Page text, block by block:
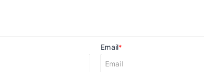
Email*